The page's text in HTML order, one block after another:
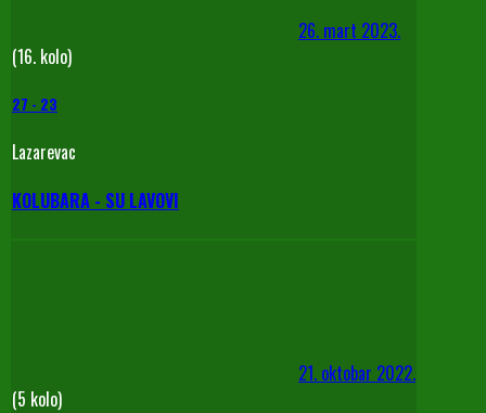
26. mart 2023.
(16. kolo)
27 - 23
Lazarevac
KOLUBARA - SU LAVOVI
21. oktobar 2022.
(5 kolo)